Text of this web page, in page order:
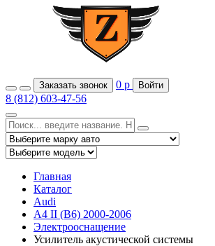
Заказать звонок 0 р Войти
8 (812) 603-47-56
Главная
Каталог
Audi
A4 II (B6) 2000-2006
Электрооснащение
Усилитель акустической системы